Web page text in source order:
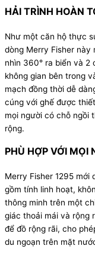
HẢI TRÌNH HOÀN
Như một căn hộ thực
dòng Merry Fisher này
nhìn 360° ra biển và 2
không gian bên trong
mạch đồng thời dễ
cúng với ghế được
mọi người có chỗ ngồi
rộng.
PHÙ HỢP VỚI MỌI
Merry Fisher 1295
gồm tính linh hoạt,
thông minh trên một
giác thoải mái và rộng
để đồ rộng rãi, cho
du ngoạn trên mặt